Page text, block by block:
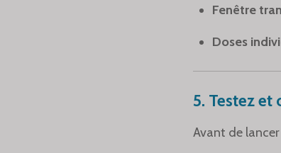
Fenêtre
Doses
5. Testez et
Avant de